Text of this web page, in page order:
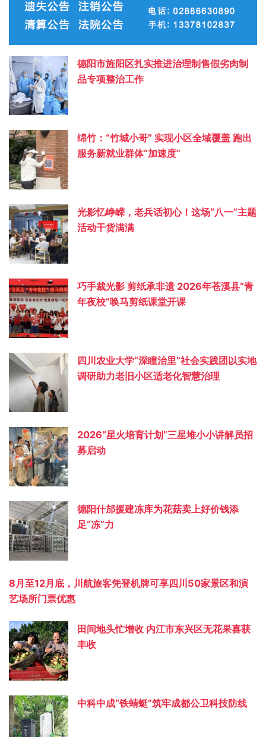
德阳市旌阳区扎实推进治理制售假劣肉制
品专项整治工作
绵竹：“竹城小哥” 实现小区全域覆盖 跑出
服务新就业群体“加速度”
光影忆峥嵘，老兵话初心！这场“八一”主题
活动干货满满
巧手裁光影 剪纸承非遗 2026年苍溪县“青
年夜校”唤马剪纸课堂开课
四川农业大学“深瞳治里”社会实践团以实地
调研助力老旧小区适老化智慧治理
2026“星火培育计划”三星堆小小讲解员招
募启动
德阳什邡援建冻库为花菇卖上好价钱添
足“冻”力
8月至12月底，川航旅客凭登机牌可享四川50家景区和演
艺场所门票优惠
田间地头忙增收 内江市东兴区无花果喜获
丰收
中科中成“铁蜻蜓”筑牢成都公卫科技防线